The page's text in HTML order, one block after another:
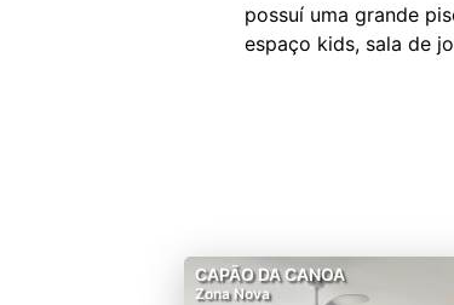
possuí uma grande
CAPÃO DA CANOA
Zona Nova